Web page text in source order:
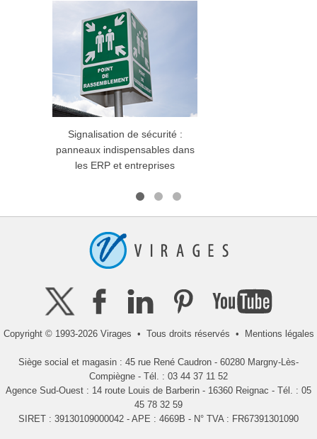
Signalisation de sécurité :
panneaux indispensables dans
les ERP et entreprises
Copyright © 1993-2026 Virages • Tous droits réservés • Mentions légales
Siège social et magasin : 45 rue René Caudron - 60280 Margny-Lès-
Compiègne - Tél. : 03 44 37 11 52
Agence Sud-Ouest : 14 route Louis de Barberin - 16360 Reignac - Tél. : 05
45 78 32 59
SIRET : 39130109000042 - APE : 4669B - N° TVA : FR67391301090